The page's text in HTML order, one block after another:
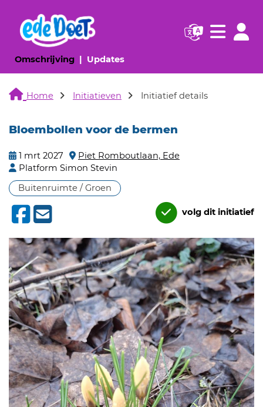
Omschrijving(huidige pagina)
Updates(huidige pagina)
Navigatie
Home Initiatieven Initiatief details
Bloembollen voor de bermen
1 mrt 2027
Piet Romboutlaan, Ede
Platform Simon Stevin
Buitenruimte / Groen
volg dit initiatief